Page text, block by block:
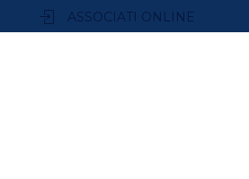
ASSOCIATI ONLINE